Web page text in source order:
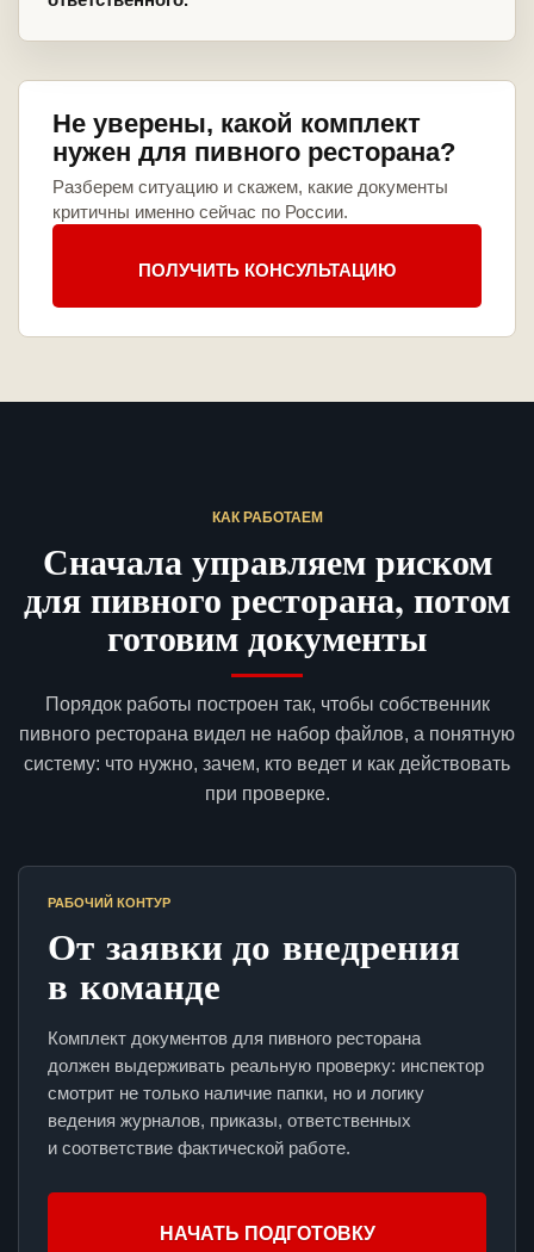
Не уверены, какой комплект
нужен для пивного ресторана?
Разберем ситуацию и скажем, какие документы
критичны именно сейчас по России.
ПОЛУЧИТЬ КОНСУЛЬТАЦИЮ
КАК РАБОТАЕМ
Сначала управляем риском
для пивного ресторана, потом
готовим документы
Порядок работы построен так, чтобы собственник
пивного ресторана видел не набор файлов, а понятную
систему: что нужно, зачем, кто ведет и как действовать
при проверке.
РАБОЧИЙ КОНТУР
От заявки до внедрения
в команде
Комплект документов для пивного ресторана
должен выдерживать реальную проверку: инспектор
смотрит не только наличие папки, но и логику
ведения журналов, приказы, ответственных
и соответствие фактической работе.
НАЧАТЬ ПОДГОТОВКУ